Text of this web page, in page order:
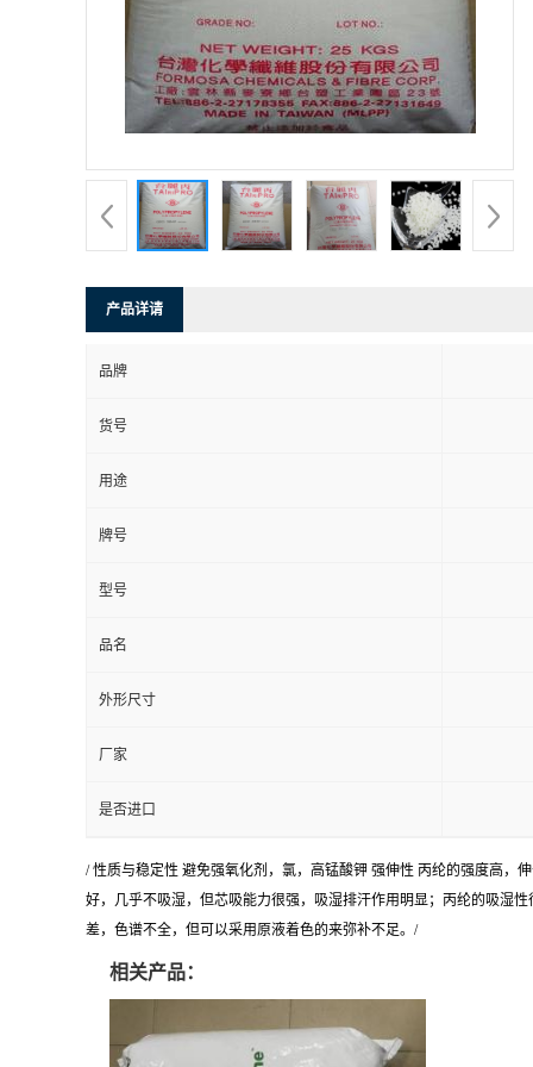
产品详请
品牌
货号
用途
牌号
型号
品名
外形尺寸
厂家
是否进口
/ 性质与稳定性 避免强氧化剂，氯，高锰酸钾 强伸性 丙纶的强度高，
好，几乎不吸湿，但芯吸能力很强，吸湿排汗作用明显；丙纶的吸湿
差，色谱不全，但可以采用原液着色的来弥补不足。/
相关产品：